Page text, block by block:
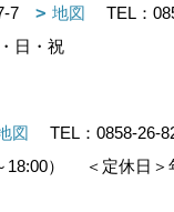
7 地図 TEL：
日・祝
図 TEL： 0858-26-
18:00）
＜定休日＞